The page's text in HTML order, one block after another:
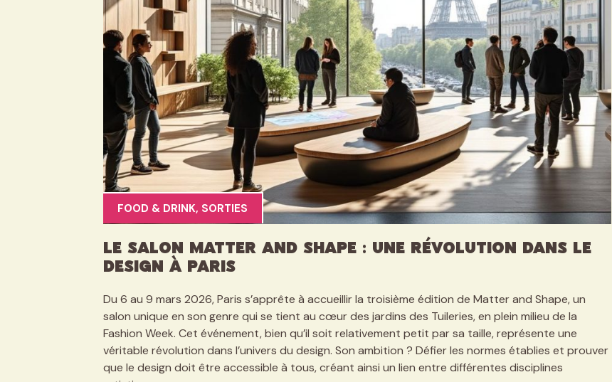
FOOD & DRINK, SORTIES
Le Salon Matter and Shape : Une Révolution dans le
Design à Paris
Du 6 au 9 mars 2026, Paris s’apprête à accueillir la troisième édition de Matter and Shape, un
salon unique en son genre qui se tient au cœur des jardins des Tuileries, en plein milieu de la
Fashion Week. Cet événement, bien qu’il soit relativement petit par sa taille, représente une
véritable révolution dans l’univers du design. Son ambition ? Défier les normes établies et prouver
que le design doit être accessible à tous, créant ainsi un lien entre différentes disciplines